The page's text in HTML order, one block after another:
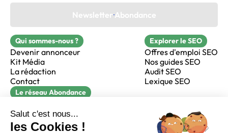
Newsletter Abondance
Qui sommes-nous ?
Devenir annonceur
Kit Média
La rédaction
Contact
Explorer le SEO
Offres d'emploi SEO
Nos guides SEO
Audit SEO
Lexique SEO
Le réseau Abondance
Réacteur
alfie formation